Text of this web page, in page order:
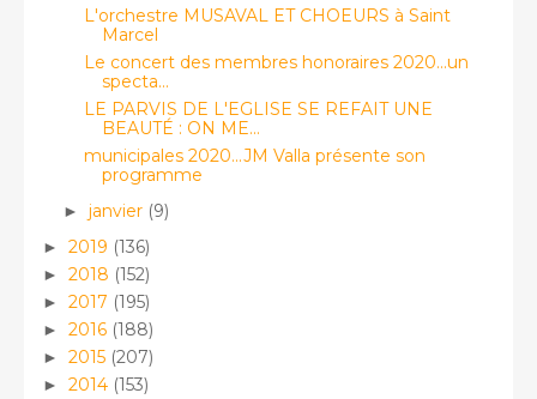
L'orchestre MUSAVAL ET CHOEURS à Saint
Marcel
Le concert des membres honoraires 2020...un
specta...
LE PARVIS DE L'EGLISE SE REFAIT UNE
BEAUTÉ : ON ME...
municipales 2020...JM Valla présente son
programme
► janvier (9)
► 2019 (136)
► 2018 (152)
► 2017 (195)
► 2016 (188)
► 2015 (207)
► 2014 (153)